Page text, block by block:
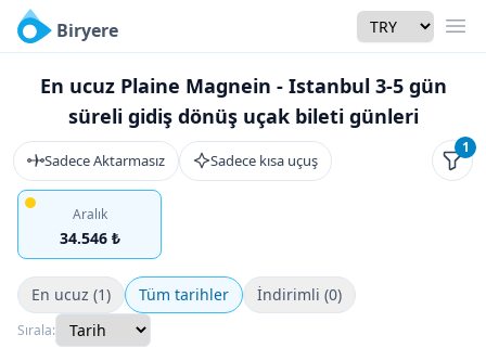
Biryere Currency
En ucuz Plaine Magnein - Istanbul 3-5 gün
süreli gidiş dönüş uçak bileti günleri
Sadece Aktarmasız Sadece kısa uçuş
1
Aralık
34.546 ₺
En ucuz (1) Tüm tarihler İndirimli (0)
Sırala: